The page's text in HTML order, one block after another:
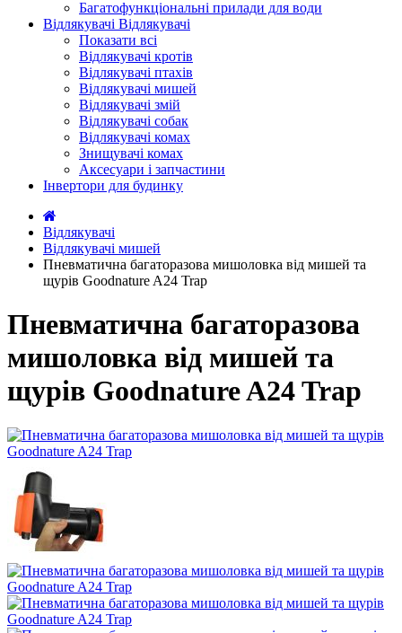
Багатофункціональні прилади для води
Відлякувачі Відлякувачі
Показати всі
Відлякувачі кротів
Відлякувачі птахів
Відлякувачі мишей
Відлякувачі змій
Відлякувачі собак
Відлякувачі комах
Знищувачі комах
Аксесуари і запчастини
Інвертори для будинку
Відлякувачі
Відлякувачі мишей
Пневматична багаторазова мишоловка від мишей та
щурів Goodnature A24 Trap
Пневматична багаторазова
мишоловка від мишей та
щурів Goodnature A24 Trap